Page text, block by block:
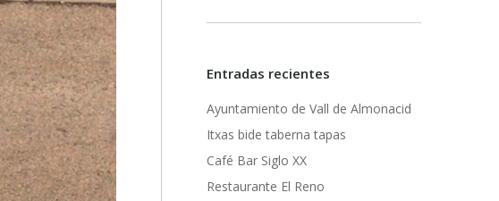
Entradas recientes
Ayuntamiento de Vall de Almonacid
Itxas bide taberna tapas
Café Bar Siglo XX
Restaurante El Reno